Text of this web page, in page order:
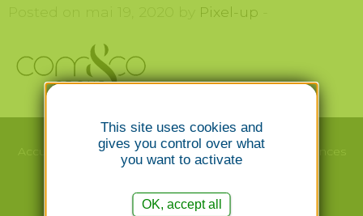
Pixel-up
Le studio Webdesign/Print Nos Références
This site uses cookies and
gives you control over what
you want to activate
OK, accept all